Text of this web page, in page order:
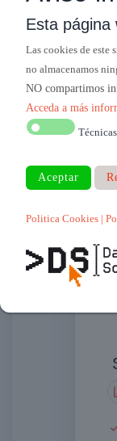
Esta página
Las cookies de este
no almacenamos
NO compartimos
Acceda a más
Técnicas
Politica Cookies |